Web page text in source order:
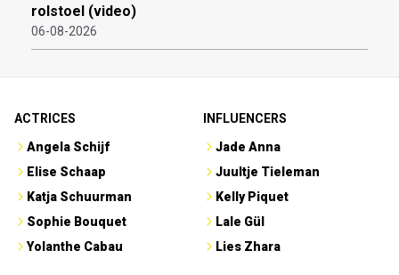
rolstoel (video)
06-08-2026
ACTRICES
Angela Schijf
Elise Schaap
Katja Schuurman
Sophie Bouquet
Yolanthe Cabau
INFLUENCERS
Jade Anna
Juultje Tieleman
Kelly Piquet
Lale Gül
Lies Zhara